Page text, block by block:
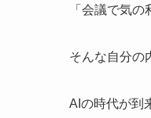
「会議で気
そんな自分の
AIの時代が到